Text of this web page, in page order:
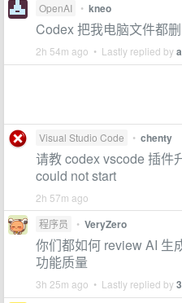
OpenAI • kneo
Codex 把我电脑文件都
2h 54m ago • Lastly replied by
Visual Studio Code • chenty
请教 codex vscode 插件
could not start
2h 57m ago
程序员
• VeryZero
你们都如何 review AI 生
功能质量
3h 25m ago • Lastly replied by